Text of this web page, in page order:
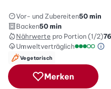
Vor- und Zubereiten50 min
Backen50 min
Nährwerte pro Portion (1/2)
Umweltverträglich
Vegetarisch
Merken